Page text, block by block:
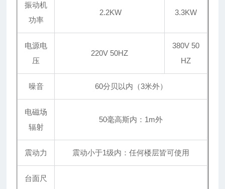
振动机
功率
2.2KW 3.3KW
电源电
压
220V 50HZ
380V 50
HZ
噪音 60分贝以内（3米外）
电磁场
辐射
50毫高斯内：1m外
震动力 震动小于1级内：任何楼层皆可使用
台面尺